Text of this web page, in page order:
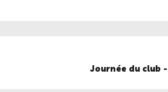
Journée du club